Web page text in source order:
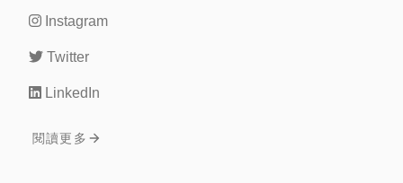
Instagram
Twitter
LinkedIn
閱讀更多